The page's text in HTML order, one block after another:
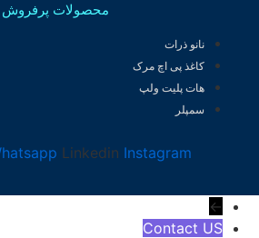
محصولات پرفروش
نانو ذرات
کاغذ پی اچ مرک
هات پلیت ولپ
سمپلر
Whatsapp Linkedin Instagram
←
Contact US